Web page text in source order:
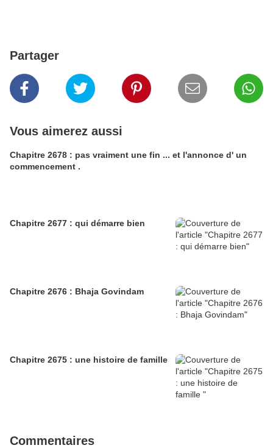
Partager
Vous aimerez aussi
Chapitre 2678 : pas vraiment une fin ... et l'annonce d' un
commencement .
Chapitre 2677 : qui démarre bien
Chapitre 2676 : Bhaja Govindam
Chapitre 2675 : une histoire de famille
Commentaires